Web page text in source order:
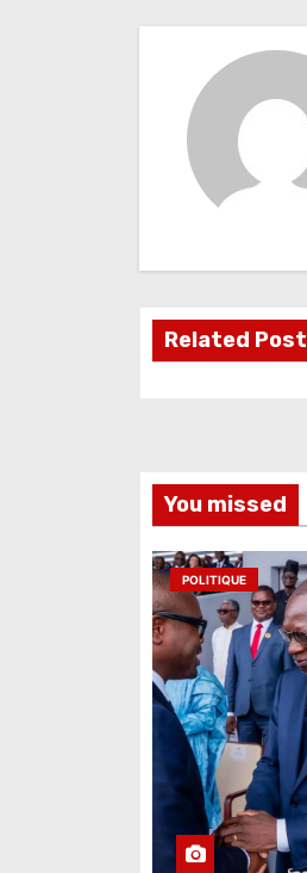
v
i
n
l
’
a
r
t
i
c
l
e
Related Post
You missed
POLITIQUE